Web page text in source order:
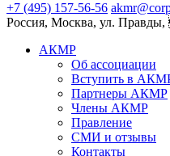
+7 (495) 157-56-56
Россия, Москва, ул.
АКМР
Об ассоциации
Вступить в
Партнеры АКМР
Члены АКМР
Правление
СМИ и отзывы
Контакты